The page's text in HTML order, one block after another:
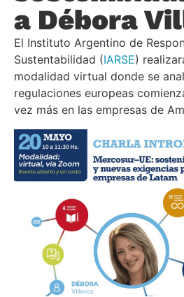
a Débora
El Instituto Argentino de
Sustentabilidad (IARSE)
modalidad virtual donde se
regulaciones europeas
vez más en las empresas de